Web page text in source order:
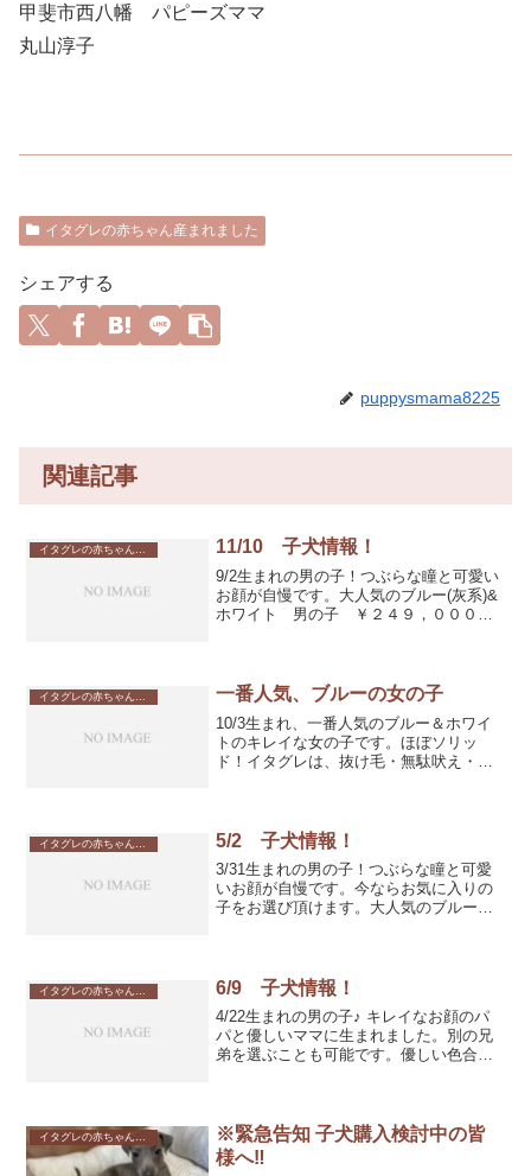
甲斐市西八幡 パピーズママ
丸山淳子
イタグレの赤ちゃん産まれました
シェアする
puppysmama8225
関連記事
イタグレの赤ちゃん産まれました 11/10 子犬情報！
9/2生まれの男の子！つぶらな瞳と可愛い
お顔が自慢です。大人気のブルー(灰系)&
ホワイト 男の子 ￥２４９，０００－
す。別の角度から...
イタグレの赤ちゃん産まれました 一番人気、ブルーの女の子
10/3生まれ、一番人気のブルー＆ホワイ
トのキレイな女の子です。ほぼソリッ
ド！イタグレは、抜け毛・無駄吠え・気
てやすいと思います。パ...
5/2 子犬情報！
3/31生まれの男の子！つぶらな瞳と可愛
いお顔が自慢です。今ならお気に入りの
子をお選び頂けます。大人気のブルー
を選ぶことも可...
6/9 子犬情報！
4/22生まれの男の子♪ キレイなお顔のパ
パと優しいママに生まれました。別の兄
弟を選ぶことも可能です。優しい色合い
す。今ならお気に入りの子...
イタグレの赤ちゃん産まれました
※緊急告知 子犬購入検討中の皆
様へ‼️